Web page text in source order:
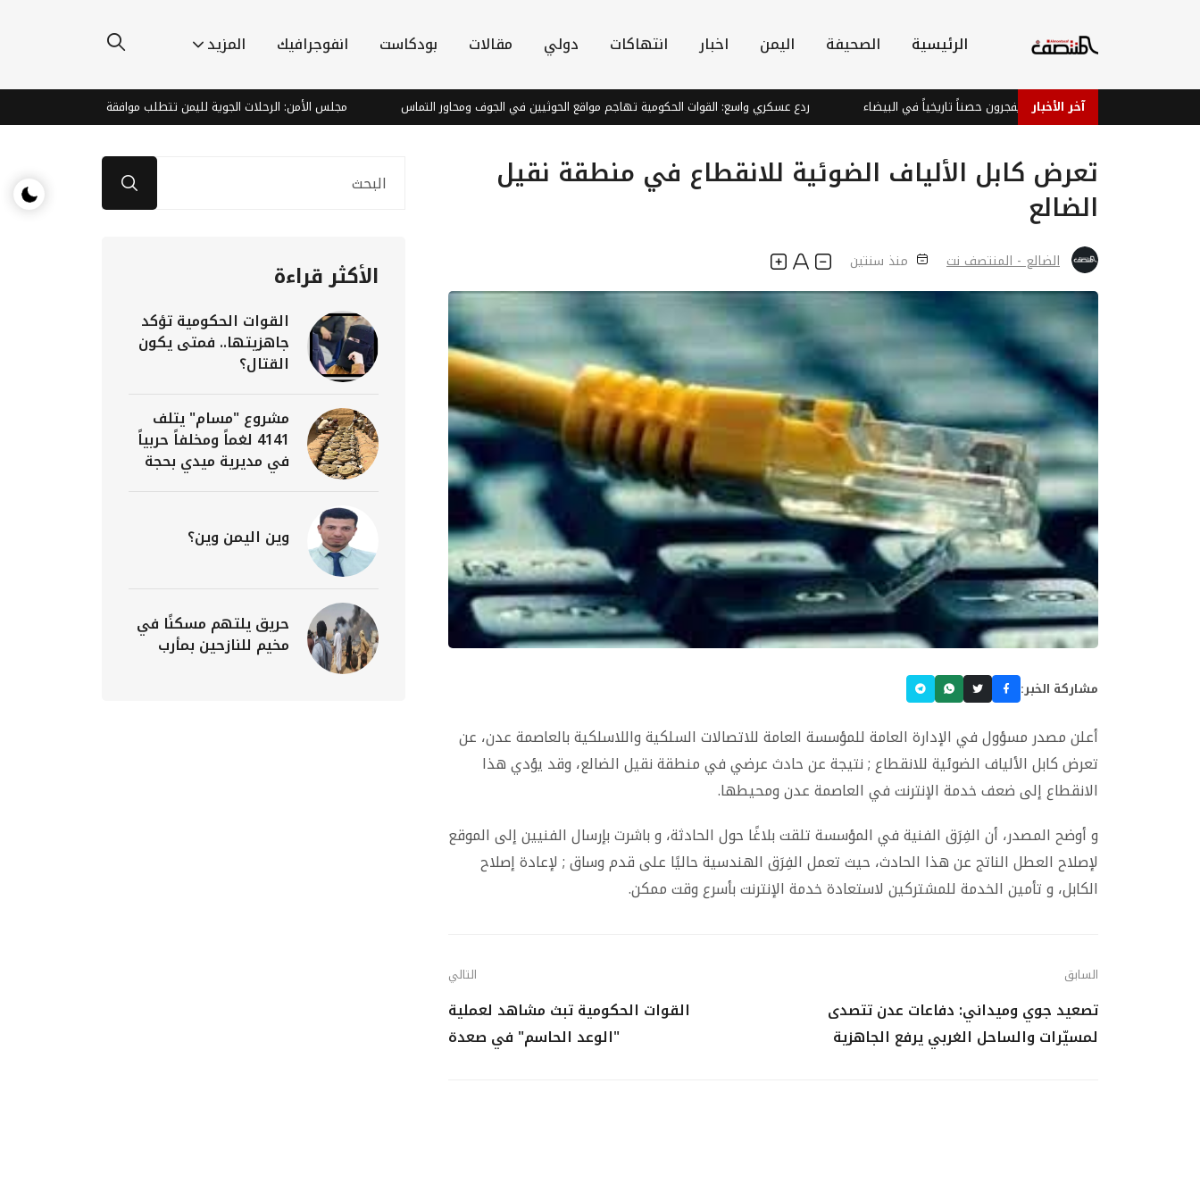
الرئيسية الصحيفة اليمن اخبار انتهاكات دولي مقالات بودكاست انفوجرافيك المزيد
آخر الأخبار
الحوثيون يفجرون حصناً تاريخياً في البيضاء ردع عسكري واسع: القوات الحكومية تهاجم مواقع الحوثيين في الجوف ومحاور التماس مجلس الأمن: الرحلات الجوية لليمن تتطلب موافقة الحكومة وتدين هبوط
تعرض كابل الألياف الضوئية للانقطاع في منطقة نقيل
الضالع
الضالع - المنتصف نت منذ سنتين
مشاركة الخبر:
أعلن مصدر مسؤول في الإدارة العامة للمؤسسة العامة للاتصالات السلكية واللاسلكية بالعاصمة عدن، عن
تعرض كابل الألياف الضوئية للانقطاع ; نتيجة عن حادث عرضي في منطقة نقيل الضالع، وقد يؤدي هذا
الانقطاع إلى ضعف خدمة الإنترنت في العاصمة عدن ومحيطها.
و أوضح المصدر، أن الفِرَق الفنية في المؤسسة تلقت بلاغًا حول الحادثة، و باشرت بإرسال الفنيين إلى الموقع
لإصلاح العطل الناتج عن هذا الحادث، حيث تعمل الفِرَق الهندسية حاليًا على قدم وساق ; لإعادة إصلاح
الكابل، و تأمين الخدمة للمشتركين لاستعادة خدمة الإنترنت بأسرع وقت ممكن.
السابق
تصعيد جوي وميداني: دفاعات عدن تتصدى
لمسيّرات والساحل الغربي يرفع الجاهزية
التالي
القوات الحكومية تبث مشاهد لعملية
"الوعد الحاسم" في صعدة
الأكثر قراءة
القوات الحكومية تؤكد
جاهزيتها.. فمتى يكون
القتال؟
مشروع "مسام" يتلف
4141 لغماً ومخلفاً حربياً
في مديرية ميدي بحجة
وين اليمن وين؟
حريق يلتهم مسكنًا في
مخيم للنازحين بمأرب